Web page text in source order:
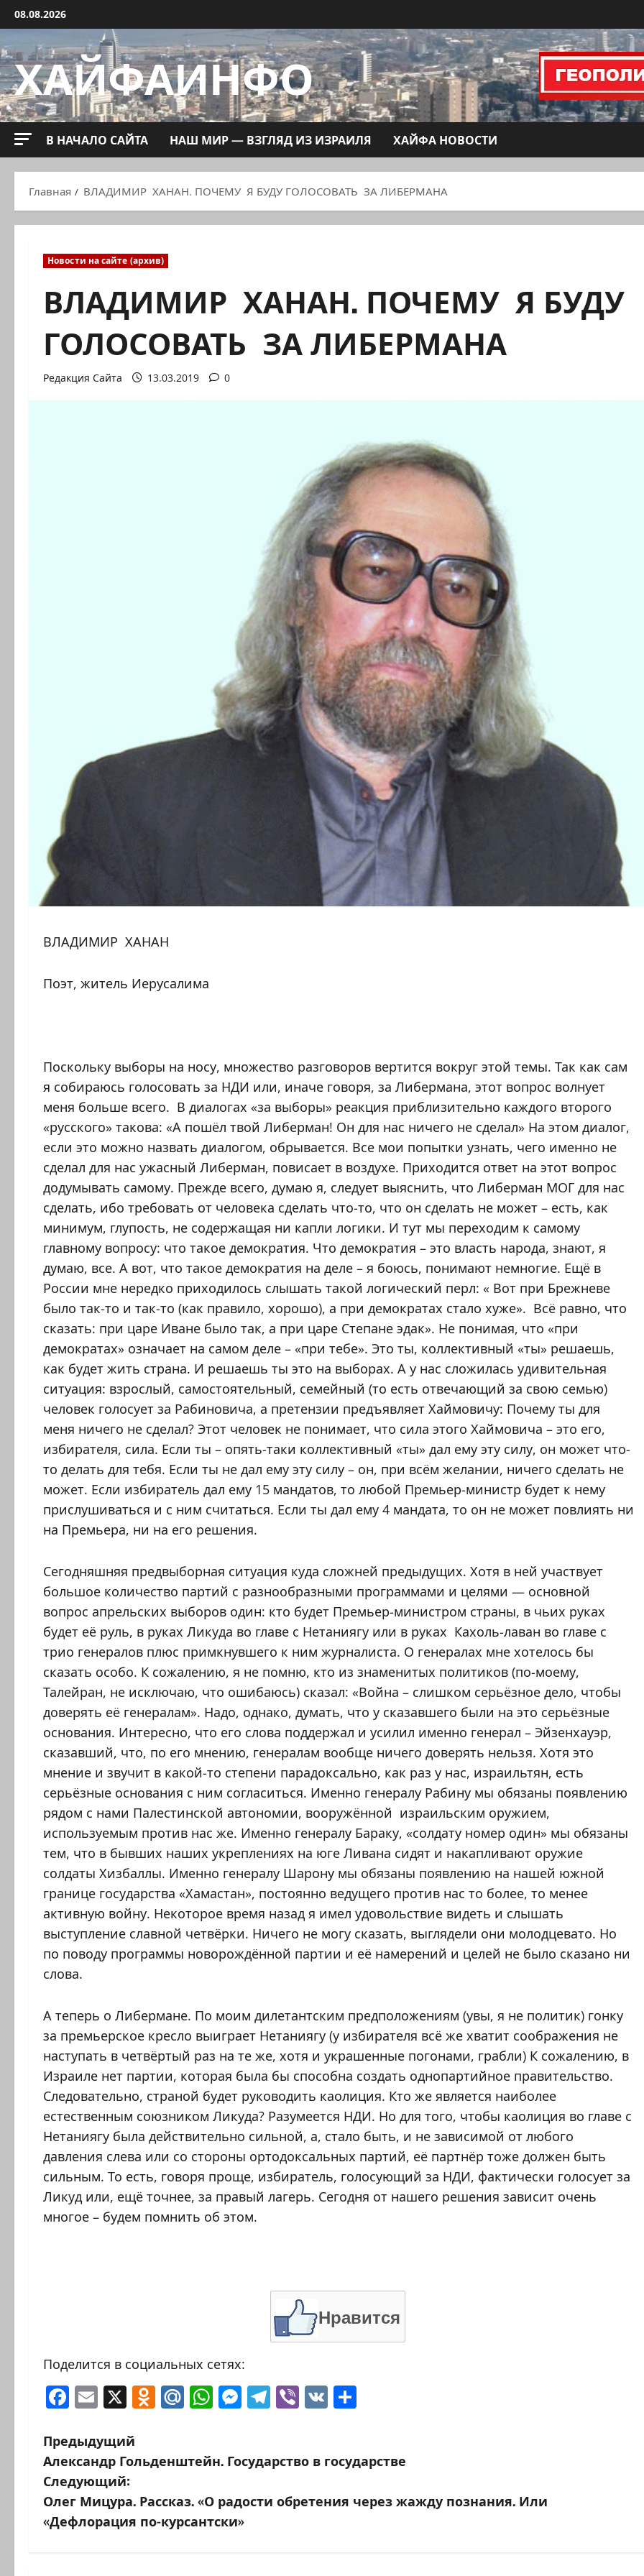
Перейти
к
содержимому
08.08.2026
ХАЙФАИНФО
В НАЧАЛО САЙТА НАШ МИР — ВЗГЛЯД ИЗ ИЗРАИЛЯ ХАЙФА НОВОСТИ
Главная ВЛАДИМИР ХАНАН. ПОЧЕМУ Я БУДУ ГОЛОСОВАТЬ ЗА ЛИБЕРМАНА
Новости на сайте (архив)
ВЛАДИМИР ХАНАН. ПОЧЕМУ Я БУДУ
ГОЛОСОВАТЬ ЗА ЛИБЕРМАНА
Редакция Сайта 13.03.2019 0
ВЛАДИМИР ХАНАН
Поэт, житель Иерусалима
Поскольку выборы на носу, множество разговоров вертится вокруг этой темы. Так как сам
я собираюсь голосовать за НДИ или, иначе говоря, за Либермана, этот вопрос волнует
меня больше всего. В диалогах «за выборы» реакция приблизительно каждого второго
«русского» такова: «А пошёл твой Либерман! Он для нас ничего не сделал» На этом диалог,
если это можно назвать диалогом, обрывается. Все мои попытки узнать, чего именно не
сделал для нас ужасный Либерман, повисает в воздухе. Приходится ответ на этот вопрос
додумывать самому. Прежде всего, думаю я, следует выяснить, что Либерман МОГ для нас
сделать, ибо требовать от человека сделать что-то, что он сделать не может – есть, как
минимум, глупость, не содержащая ни капли логики. И тут мы переходим к самому
главному вопросу: что такое демократия. Что демократия – это власть народа, знают, я
думаю, все. А вот, что такое демократия на деле – я боюсь, понимают немногие. Ещё в
России мне нередко приходилось слышать такой логический перл: « Вот при Брежневе
было так-то и так-то (как правило, хорошо), а при демократах стало хуже». Всё равно, что
сказать: при царе Иване было так, а при царе Степане эдак». Не понимая, что «при
демократах» означает на самом деле – «при тебе». Это ты, коллективный «ты» решаешь,
как будет жить страна. И решаешь ты это на выборах. А у нас сложилась удивительная
ситуация: взрослый, самостоятельный, семейный (то есть отвечающий за свою семью)
человек голосует за Рабиновича, а претензии предъявляет Хаймовичу: Почему ты для
меня ничего не сделал? Этот человек не понимает, что сила этого Хаймовича – это его,
избирателя, сила. Если ты – опять-таки коллективный «ты» дал ему эту силу, он может что-
то делать для тебя. Если ты не дал ему эту силу – он, при всём желании, ничего сделать не
может. Если избиратель дал ему 15 мандатов, то любой Премьер-министр будет к нему
прислушиваться и с ним считаться. Если ты дал ему 4 мандата, то он не может повлиять ни
на Премьера, ни на его решения.
Сегодняшняя предвыборная ситуация куда сложней предыдущих. Хотя в ней участвует
большое количество партий с разнообразными программами и целями — основной
вопрос апрельских выборов один: кто будет Премьер-министром страны, в чьих руках
будет её руль, в руках Ликуда во главе с Нетаниягу или в руках Кахоль-лаван во главе с
трио генералов плюс примкнувшего к ним журналиста. О генералах мне хотелось бы
сказать особо. К сожалению, я не помню, кто из знаменитых политиков (по-моему,
Талейран, не исключаю, что ошибаюсь) сказал: «Война – слишком серьёзное дело, чтобы
доверять её генералам». Надо, однако, думать, что у сказавшего были на это серьёзные
основания. Интересно, что его слова поддержал и усилил именно генерал – Эйзенхауэр,
сказавший, что, по его мнению, генералам вообще ничего доверять нельзя. Хотя это
мнение и звучит в какой-то степени парадоксально, как раз у нас, израильтян, есть
серьёзные основания с ним согласиться. Именно генералу Рабину мы обязаны появлению
рядом с нами Палестинской автономии, вооружённой израильским оружием,
используемым против нас же. Именно генералу Бараку, «солдату номер один» мы обязаны
тем, что в бывших наших укреплениях на юге Ливана сидят и накапливают оружие
солдаты Хизбаллы. Именно генералу Шарону мы обязаны появлению на нашей южной
границе государства «Хамастан», постоянно ведущего против нас то более, то менее
активную войну. Некоторое время назад я имел удовольствие видеть и слышать
выступление славной четвёрки. Ничего не могу сказать, выглядели они молодцевато. Но
по поводу программы новорождённой партии и её намерений и целей не было сказано ни
слова.
А теперь о Либермане. По моим дилетантским предположениям (увы, я не политик) гонку
за премьерское кресло выиграет Нетаниягу (у избирателя всё же хватит соображения не
наступать в четвёртый раз на те же, хотя и украшенные погонами, грабли) К сожалению, в
Израиле нет партии, которая была бы способна создать однопартийное правительство.
Следовательно, страной будет руководить каолиция. Кто же является наиболее
естественным союзником Ликуда? Разумеется НДИ. Но для того, чтобы каолиция во главе с
Нетаниягу была действительно сильной, а, стало быть, и не зависимой от любого
давления слева или со стороны ортодоксальных партий, её партнёр тоже должен быть
сильным. То есть, говоря проще, избиратель, голосующий за НДИ, фактически голосует за
Ликуд или, ещё точнее, за правый лагерь. Сегодня от нашего решения зависит очень
многое – будем помнить об этом.
Нравится
Поделится в социальных сетях:
Facebook
Email
X Odnoklassniki
Mail.Ru
WhatsApp
Messenger
Telegram
Viber
VK
Н
а
в
и
Предыдущий
Александр Гольденштейн. Государство в государстве
Следующий:
Олег Мицура. Рассказ. «О радости обретения через жажду познания. Или
«Дефлорация по-курсантски»